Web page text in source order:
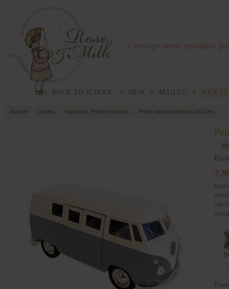
Concept-store poétique
BACK TO SCHOOL NEW MAILEG JOUETS
Accueil Jouets Figurines, Petites Voitures Petite Voiture Minibus VW Gris
vite